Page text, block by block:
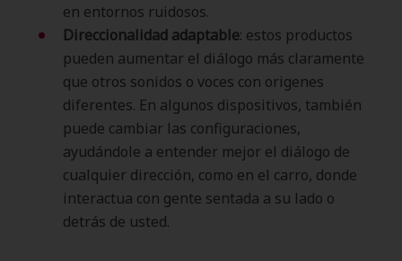
en entornos ruidosos.
Direccionalidad adaptable: estos productos
pueden aumentar el diálogo más claramente
que otros sonidos o voces con origenes
diferentes. En algunos dispositivos, también
puede cambiar las configuraciones,
ayudándole a entender mejor el diálogo de
cualquier dirección, como en el carro, donde
interactua con gente sentada a su lado o
detrás de usted.